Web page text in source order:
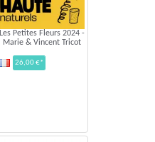
Les Petites Fleurs 2024 -
Marie & Vincent Tricot
26,00 €*